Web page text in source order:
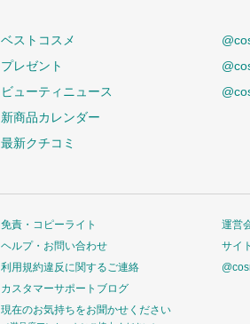
ベストコスメ
プレゼント
ビューティニュース
新商品カレンダー
最新クチコミ
免責・コピーライト
ヘルプ・お問い合わせ
利用規約違反に関するご連絡
カスタマーサポートブログ
現在のお気持ちをお聞かせください
運営
サイ